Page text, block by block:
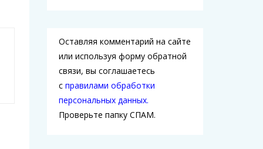
Оставляя комментарий на сайте
или используя форму обратной
связи, вы соглашаетесь
с правилами обработки
персональных данных.
Проверьте папку СПАМ.